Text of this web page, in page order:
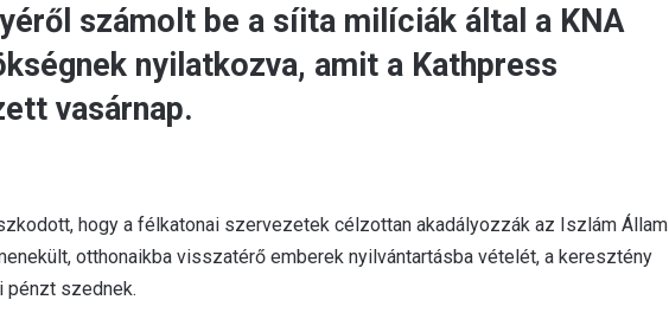
számolt be a síita milíciák által a KNA
nyilatkozva, amit a Kathpress
vasárnap.
hogy a félkatonai szervezetek célzottan akadályozzák az Iszlám Állam
otthonaikba visszatérő emberek nyilvántartásba vételét, a keresztény
pénzt szednek.